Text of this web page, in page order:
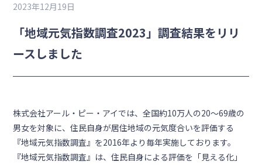
2023年12月19日
「地域元気指数調査2023」調査結果をリリ
ースしました
株式会社アール・ピー・アイでは、全国約10万人の20～69歳の
男女を対象に、住民自身が居住地域の元気度合いを評価する
『地域元気指数調査』を2016年より毎年実施しております。
『地域元気指数調査』は、住民自身による評価を「見える化」